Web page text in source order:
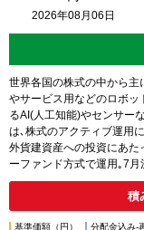
2026年08月06日
世界各国の株式の中から主
やサービス用などのロボッ
るAI(人工知能)やセンサー
は､株式のアクティブ運用
外貨建資産への投資にあた
ーファンド方式で運用｡7月
積
基準価額（円） 分配金込み-